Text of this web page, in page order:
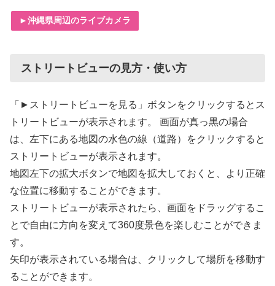
►沖縄県周辺のライブカメラ
ストリートビューの見方・使い方
「►ストリートビューを見る」ボタンをクリックするとス
トリートビューが表示されます。 画面が真っ黒の場合
は、左下にある地図の水色の線（道路）をクリックすると
ストリートビューが表示されます。
地図左下の拡大ボタンで地図を拡大しておくと、より正確
な位置に移動することができます。
ストリートビューが表示されたら、画面をドラッグするこ
とで自由に方向を変えて360度景色を楽しむことができま
す。
矢印が表示されている場合は、クリックして場所を移動す
ることができます。